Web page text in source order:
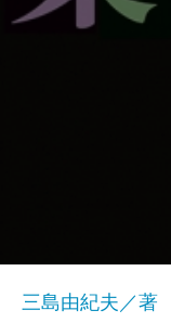
三島由紀夫／著